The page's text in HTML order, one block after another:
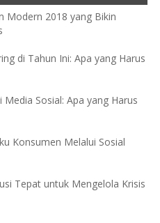
Modern 2018 yang Bikin
di Tahun Ini: Apa yang Harus
Sosial: Apa yang Harus
Konsumen Melalui Sosial
Tepat untuk Mengelola Krisis